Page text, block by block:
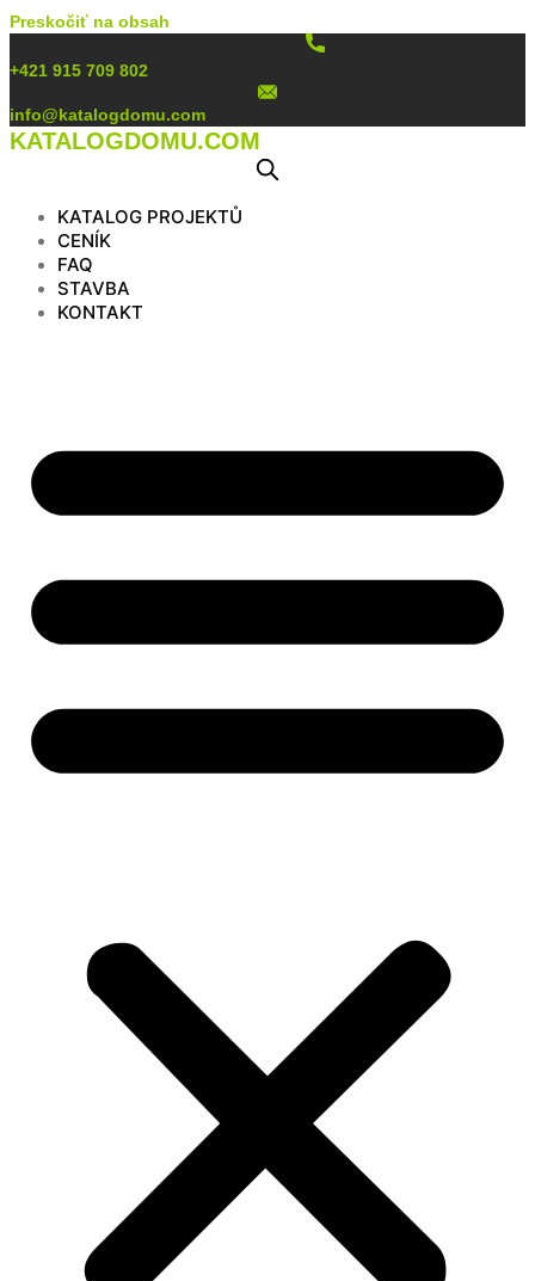
Preskočiť na obsah
+421 915 709 802
info@katalogdomu.com
KATALOGDOMU.COM
KATALOG PROJEKTŮ
CENÍK
FAQ
STAVBA
KONTAKT